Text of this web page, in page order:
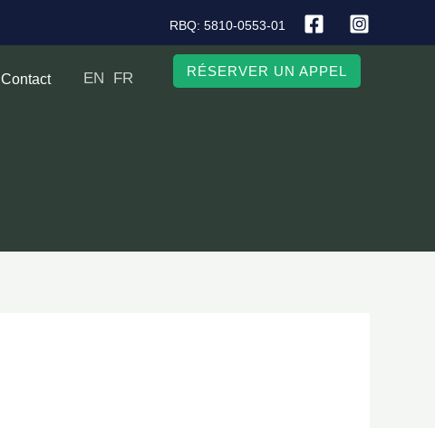
RBQ: 5810-0553-01
Contact EN FR RÉSERVER UN APPEL